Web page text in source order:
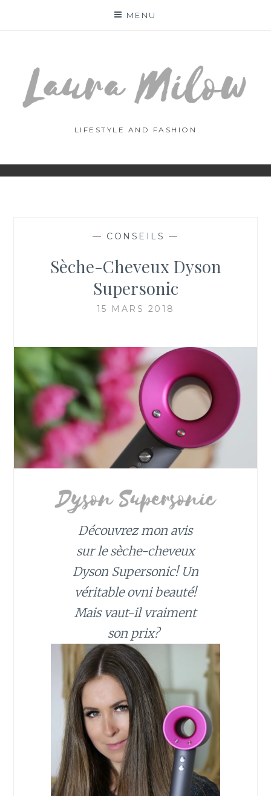
MENU
LIFESTYLE AND FASHION
— CONSEILS —
Sèche-Cheveux Dyson
Supersonic
15 MARS 2018
Découvrez mon avis
sur le sèche-cheveux
Dyson Supersonic! Un
véritable ovni beauté!
Mais vaut-il vraiment
son prix?